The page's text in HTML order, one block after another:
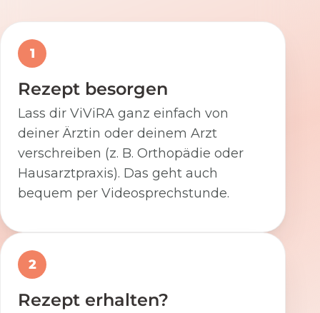
1
Rezept besorgen
Lass dir ViViRA ganz einfach von
deiner Ärztin oder deinem Arzt
verschreiben (z. B. Orthopädie oder
Hausarztpraxis). Das geht auch
bequem per Videosprechstunde.
2
Rezept erhalten?